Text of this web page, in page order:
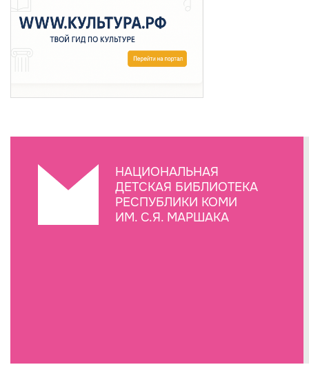
НАЦИОНАЛЬНАЯ
ДЕТСКАЯ БИБЛИОТЕКА
РЕСПУБЛИКИ КОМИ
ИМ. С.Я. МАРШАКА